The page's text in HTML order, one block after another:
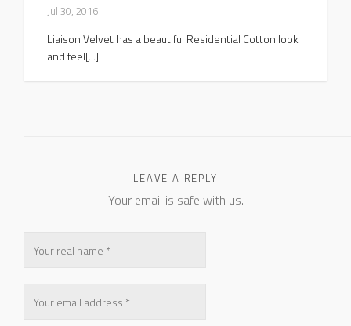
Jul 30, 2016
Liaison Velvet has a beautiful Residential Cotton look
and feel[...]
LEAVE A REPLY
Your email is safe with us.